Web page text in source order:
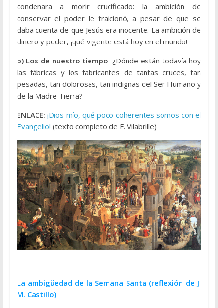
condenara a morir crucificado: la ambición de
conservar el poder le traicionó, a pesar de que se
daba cuenta de que Jesús era inocente. La ambición de
dinero y poder, ¡qué vigente está hoy en el mundo!
b) Los de nuestro tiempo: ¿Dónde están todavía hoy
las fábricas y los fabricantes de tantas cruces, tan
pesadas, tan dolorosas, tan indignas del Ser Humano y
de la Madre Tierra?
ENLACE: ¡Dios mío, qué poco coherentes somos con el
Evangelio! (texto completo de F. Vilabrille)
La ambigüedad de la Semana Santa (reflexión de J.
M. Castillo)